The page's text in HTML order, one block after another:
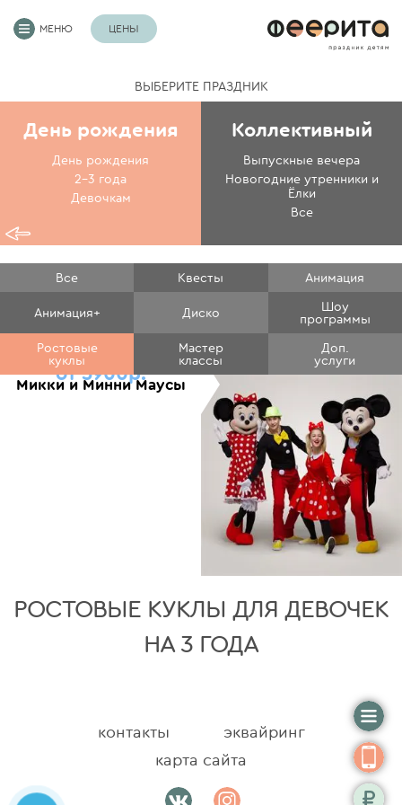
МЕНЮ ЦЕНЫ
ВЫБЕРИТЕ ПРАЗДНИК
День рождения
День рождения
2-3 года
Девочкам
Коллективный
Выпускные вечера
Новогодние утренники и
Ёлки
Все
Все Квесты Анимация
Анимация+ Диско Шоу
программы
Ростовые
куклы
Мастер
классы
Доп.
услуги
Микки и Минни Маусы
от 5900р.
РОСТОВЫЕ КУКЛЫ ДЛЯ ДЕВОЧЕК
НА 3 ГОДА
контакты
эквайринг
карта сайта